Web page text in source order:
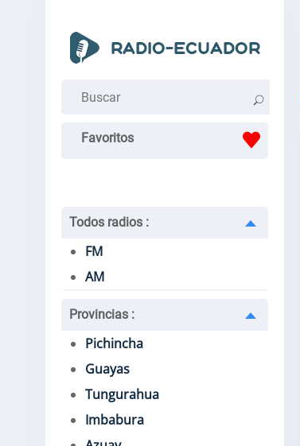
Favoritos
Todos radios :
FM
AM
Provincias :
Pichincha
Guayas
Tungurahua
Imbabura